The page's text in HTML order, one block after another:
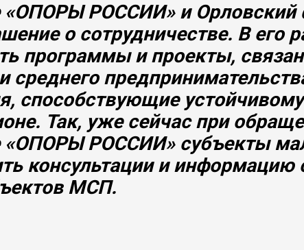
«ОПОРЫ РОССИИ» и
о сотрудничестве. В его
программы и проекты,
среднего
способствующие
Так, уже сейчас при
«ОПОРЫ РОССИИ» субъекты
консультации и
МСП.